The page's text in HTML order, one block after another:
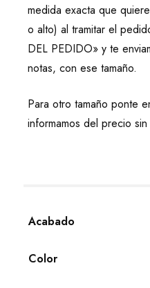
medida exacta que
o alto) al tramitar el
DEL PEDIDO» y te
notas, con ese tamaño.
Para otro tamaño ponte
informamos del precio sin
Acabado
Color